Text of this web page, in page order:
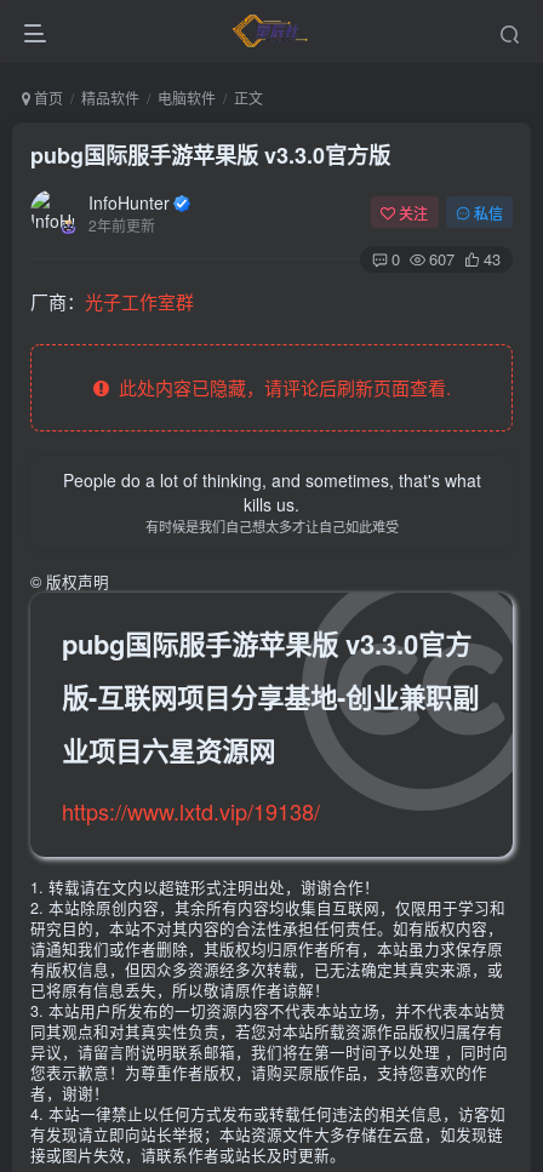
首页 精品软件 电脑软件 正文
pubg国际服手游苹果版 v3.3.0官方版
InfoHunter
2年前更新
关注 私信
0 607 43
厂商： 光子工作室群
此处内容已隐藏，请评论后刷新页面查看.
People do a lot of thinking, and sometimes, that's what
kills us.
有时候是我们自己想太多才让自己如此难受
© 版权声明
pubg国际服手游苹果版 v3.3.0官方
版-互联网项目分享基地-创业兼职副
业项目六星资源网
https://www.lxtd.vip/19138/
1. 转载请在文内以超链形式注明出处，谢谢合作！
2. 本站除原创内容，其余所有内容均收集自互联网，仅限用于学习和
研究目的，本站不对其内容的合法性承担任何责任。如有版权内容，
请通知我们或作者删除，其版权均归原作者所有，本站虽力求保存原
有版权信息，但因众多资源经多次转载，已无法确定其真实来源，或
已将原有信息丢失，所以敬请原作者谅解！
3. 本站用户所发布的一切资源内容不代表本站立场，并不代表本站赞
同其观点和对其真实性负责，若您对本站所载资源作品版权归属存有
异议，请留言附说明联系邮箱，我们将在第一时间予以处理 ，同时向
您表示歉意！为尊重作者版权，请购买原版作品，支持您喜欢的作
者，谢谢！
4. 本站一律禁止以任何方式发布或转载任何违法的相关信息，访客如
有发现请立即向站长举报；本站资源文件大多存储在云盘，如发现链
接或图片失效，请联系作者或站长及时更新。